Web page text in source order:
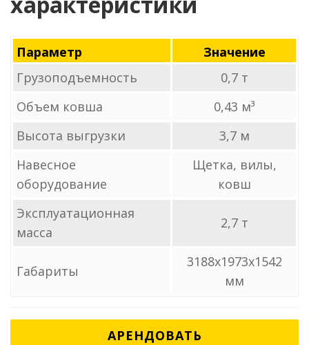
Параметр
Значение
Грузоподъемность
0,7 т
Объем ковша
0,43 м³
Высота выгрузки
3,7 м
Навесное
оборудование
Щетка, вилы,
ковш
Эксплуатационная
масса
2,7 т
Габариты
3188х1973x1542
мм
АРЕНДОВАТЬ